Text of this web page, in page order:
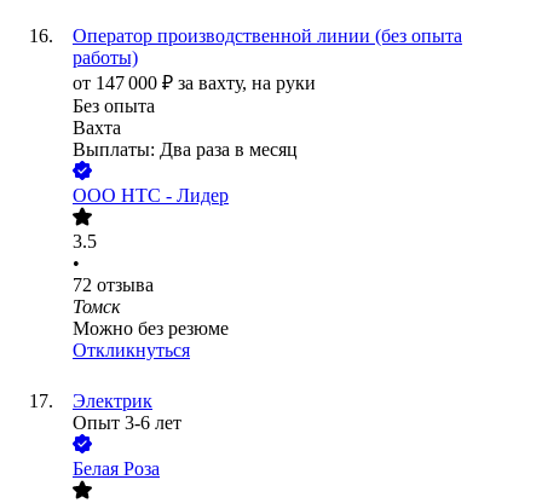
Оператор производственной линии (без опыта
работы)
от 147 000 ₽ за вахту, на руки
Без опыта
Вахта
Выплаты: Два раза в месяц
ООО НТС - Лидер
3.5
•
72 отзыва
Томск
Можно без резюме
Откликнуться
Электрик
Опыт 3-6 лет
Белая Роза